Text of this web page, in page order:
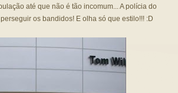
até que não é tão incomum... A polícia do
os bandidos! E olha só que estilo!!! :D